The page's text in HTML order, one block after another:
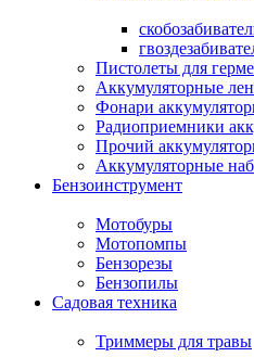
Пистолеты для
Аккумуляторные
Фонари
Радиоприемники
Прочий
Аккумуляторные
Бензоинструмент
Мотобуры
Мотопомпы
Бензорезы
Бензопилы
Садовая техника
Триммеры для травы